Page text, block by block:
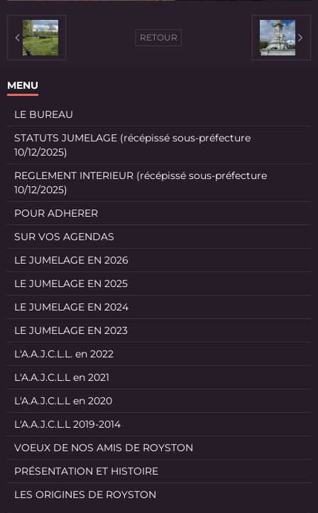
RETOUR
MENU
LE BUREAU
STATUTS JUMELAGE (récépissé sous-préfecture
10/12/2025)
REGLEMENT INTERIEUR (récépissé sous-préfecture
10/12/2025)
POUR ADHERER
SUR VOS AGENDAS
LE JUMELAGE EN 2026
LE JUMELAGE EN 2025
LE JUMELAGE EN 2024
LE JUMELAGE EN 2023
L'A.A.J.C.L.L. en 2022
L'A.A.J.C.L.L en 2021
L'A.A.J.C.L.L en 2020
L'A.A.J.C.L.L 2019-2014
VOEUX DE NOS AMIS DE ROYSTON
PRÉSENTATION ET HISTOIRE
LES ORIGINES DE ROYSTON